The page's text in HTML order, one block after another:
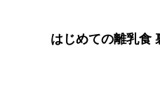
はじめての離乳食